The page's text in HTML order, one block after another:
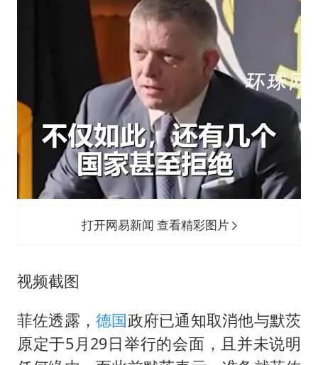
打开网易新闻 查看精彩图片
视频截图
菲佐透露，德国政府已通知取消他与默茨
原定于5月29日举行的会面，且并未说明